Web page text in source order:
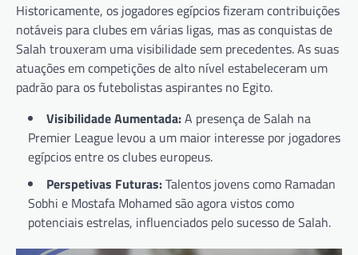
Historicamente, os jogadores egípcios fizeram contribuições
notáveis para clubes em várias ligas, mas as conquistas de
Salah trouxeram uma visibilidade sem precedentes. As suas
atuações em competições de alto nível estabeleceram um
padrão para os futebolistas aspirantes no Egito.
Visibilidade Aumentada:A presença de Salah na
Premier League levou a um maior interesse por jogadores
egípcios entre os clubes europeus.
Perspetivas Futuras:Talentos jovens como Ramadan
Sobhi e Mostafa Mohamed são agora vistos como
potenciais estrelas, influenciados pelo sucesso de Salah.